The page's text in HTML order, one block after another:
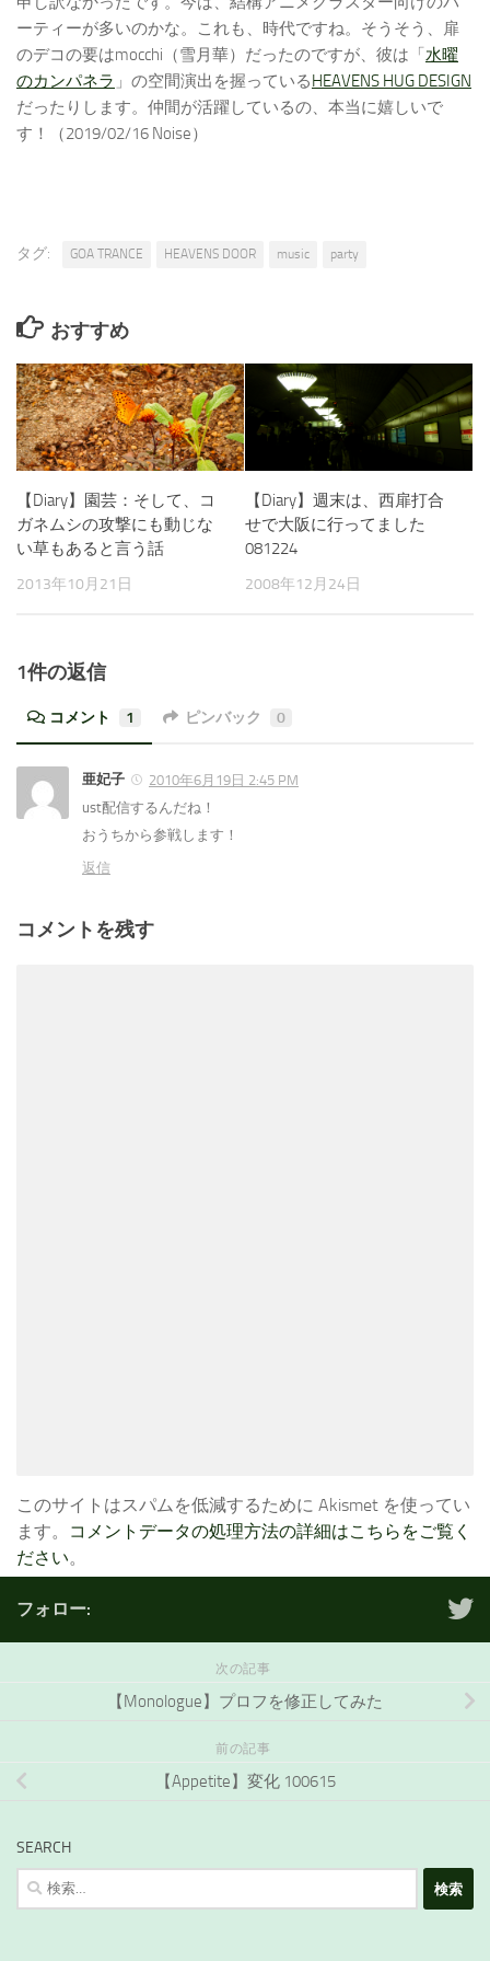
ーティーが多いのかな。これも、時代ですね。そうそう、扉
のデコの要はmocchi（雪月華）だったのですが、彼は「水曜
のカンパネラ 」の空間演出を握っているHEAVENS HUG DESIGN
だったりします。仲間が活躍しているの、本当に嬉しいで
す！（2019/02/16 Noise）
タグ: GOA TRANCE HEAVENS DOOR music party
おすすめ
【Diary】園芸：そして、コ
ガネムシの攻撃にも動じな
い草もあると言う話
2013年10月21日
【Diary】週末は、西扉打合
せで大阪に行ってました
081224
2008年12月24日
1件の返信
コメント 1 ピンバック 0
亜妃子
2010年6月19日 2:45 PM
ust配信するんだね！
おうちから参戦します！
返信
コメントを残す
このサイトはスパムを低減するために Akismet を使ってい
ます。
コメントデータの処理方法の詳細はこちらをご覧く
ださい。
フォロー:
次の記事
【Monologue】プロフを修正してみた
前の記事
【Appetite】変化 100615
SEARCH
検
索: